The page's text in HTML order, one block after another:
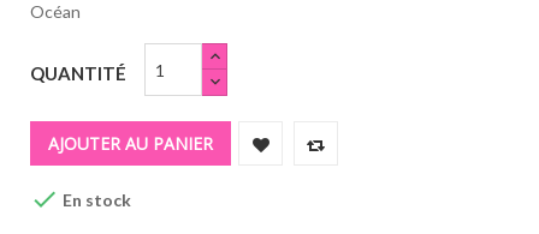
Océan
QUANTITÉ
AJOUTER AU PANIER
 En stock